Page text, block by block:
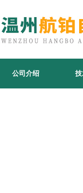
公司介绍